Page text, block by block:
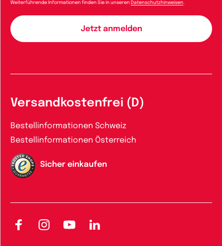
Weiterführende Informationen finden Sie in unseren Datenschutzhinweisen.
Versandkostenfrei (D)
Bestellinformationen Schweiz
Bestellinformationen Österreich
Sicher einkaufen
FacebookInstagramYouTubeLinkedIn